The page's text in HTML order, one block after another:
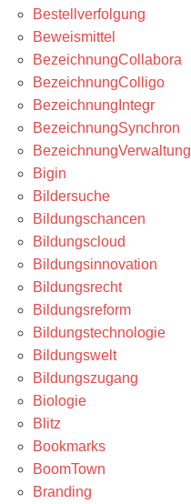
Bestellverfolgung
Beweismittel
BezeichnungCollabora
BezeichnungColligo
BezeichnungIntegr
BezeichnungSynchron
BezeichnungVerwaltung
Bigin
Bildersuche
Bildungschancen
Bildungscloud
Bildungsinnovation
Bildungsrecht
Bildungsreform
Bildungstechnologie
Bildungswelt
Bildungszugang
Biologie
Blitz
Bookmarks
BoomTown
Branding